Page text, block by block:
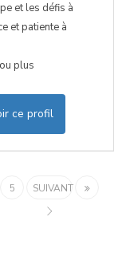
et les défis à
et patiente à
plus
ce profil
5 SUIVANT